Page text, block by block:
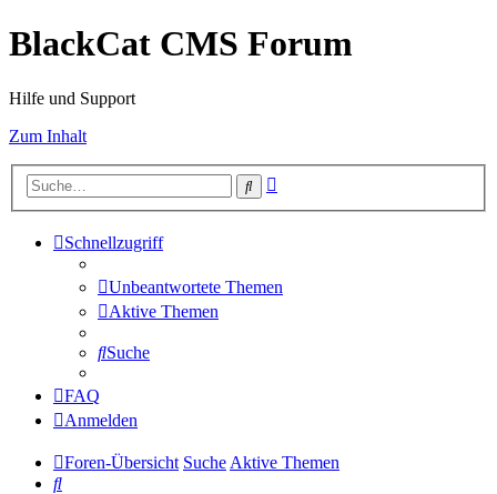
BlackCat CMS Forum
Hilfe und Support
Zum Inhalt
Suche
Schnellzugriff
Unbeantwortete Themen
Aktive Themen
Suche
FAQ
Anmelden
Foren-Übersicht SucheAktive Themen
Suche